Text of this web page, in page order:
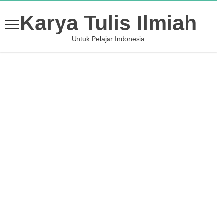
Karya Tulis Ilmiah
Untuk Pelajar Indonesia